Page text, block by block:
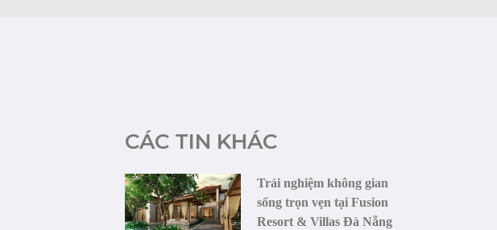
CÁC TIN KHÁC
Trải nghiệm không gian
sống trọn vẹn tại Fusion
Resort & Villas Đà Nẵng